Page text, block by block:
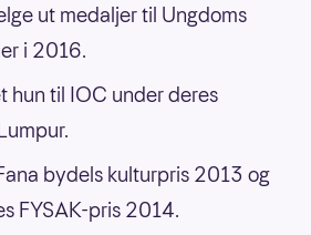
ut medaljer til Ungdoms
i 2016.
hun til IOC under deres
bydels kulturpris 2013 og
FYSAK-pris 2014.